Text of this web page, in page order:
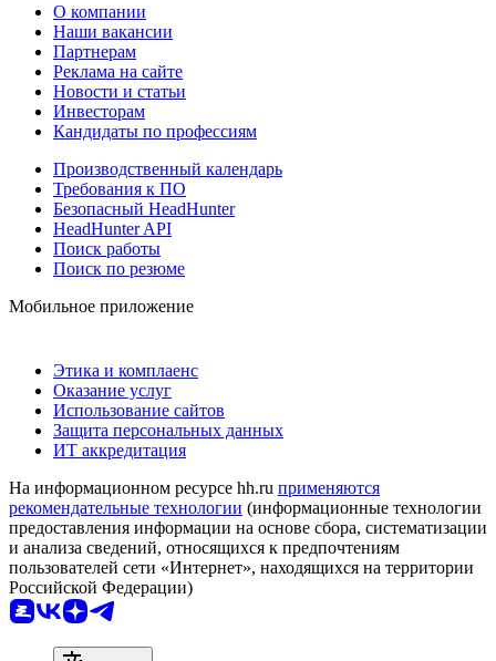
О компании
Наши вакансии
Партнерам
Реклама на сайте
Новости и статьи
Инвесторам
Кандидаты по профессиям
Производственный календарь
Требования к ПО
Безопасный HeadHunter
HeadHunter API
Поиск работы
Поиск по резюме
Мобильное приложение
Этика и комплаенс
Оказание услуг
Использование сайтов
Защита персональных данных
ИТ аккредитация
На информационном ресурсе hh.ru применяются
рекомендательные технологии (информационные технологии
предоставления информации на основе сбора, систематизации
и анализа сведений, относящихся к предпочтениям
пользователей сети «Интернет», находящихся на территории
Российской Федерации)